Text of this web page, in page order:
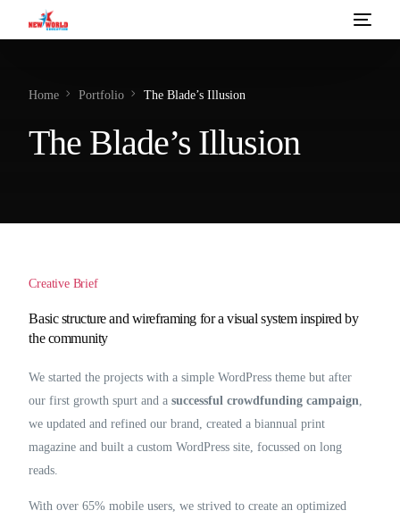
Home Portfolio The Blade’s Illusion
The Blade’s Illusion
Creative Brief
Basic structure and wireframing for a visual system inspired by
the community
We started the projects with a simple WordPress theme but after
our first growth spurt and a successful crowdfunding campaign,
we updated and refined our brand, created a biannual print
magazine and built a custom WordPress site, focussed on long
reads.
With over 65% mobile users, we strived to create an optimized
ĐĂNG KÝ NGAY